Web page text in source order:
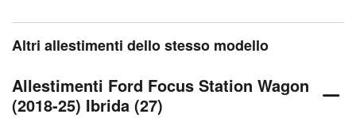
Altri allestimenti dello stesso modello
Allestimenti Ford Focus Station Wagon
(2018-25) Ibrida (27)